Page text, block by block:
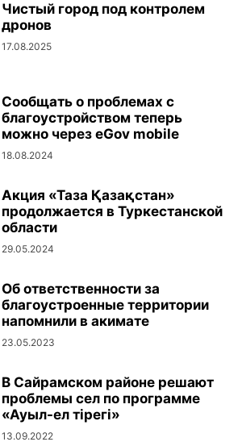
Чистый город под контролем
дронов
17.08.2025
Сообщать о проблемах с
благоустройством теперь
можно через eGov mobile
18.08.2024
Акция «Таза Қазақстан»
продолжается в Туркестанской
области
29.05.2024
Об ответственности за
благоустроенные территории
напомнили в акимате
23.05.2023
В Сайрамском районе решают
проблемы сел по программе
«Ауыл-ел тірегі»
13.09.2022